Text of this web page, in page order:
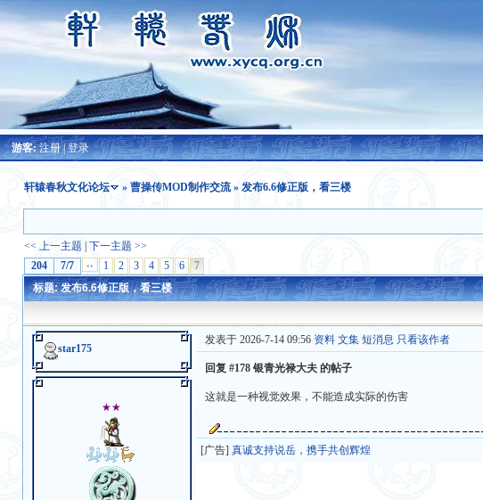
游客:注册|登录
轩辕春秋文化论坛 » 曹操传MOD制作交流» 发布6.6修正版，看三楼
<< 上一主题
下一主题 >>
204
7/7 ‹‹ 1 2 3 4 5 6
7
标题: 发布6.6修正版，看三楼
star175
★★
发表于 2026-7-14 09:56 资料 文集 短消息 只看该作者
回复 #178 银青光禄大夫 的帖子
这就是一种视觉效果，不能造成实际的伤害
[广告] 真诚支持说岳，携手共创辉煌